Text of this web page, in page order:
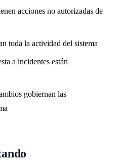
acciones no autorizadas de
toda la actividad del sistema
a incidentes están
gobiernan las